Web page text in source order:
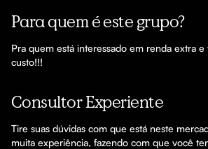
Para quem é este grupo?
Pra quem está interessado em renda extra
custo!!!
Consultor Experiente
Tire suas dúvidas com que está neste
muita experiência, fazendo com que você